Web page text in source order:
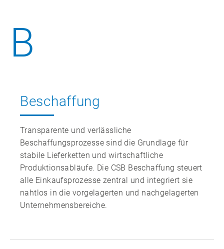
B
Beschaffung
Transparente und verlässliche
Beschaffungsprozesse sind die Grundlage für
stabile Lieferketten und wirtschaftliche
Produktionsabläufe. Die CSB Beschaffung steuert
alle Einkaufsprozesse zentral und integriert sie
nahtlos in die vorgelagerten und nachgelagerten
Unternehmensbereiche.